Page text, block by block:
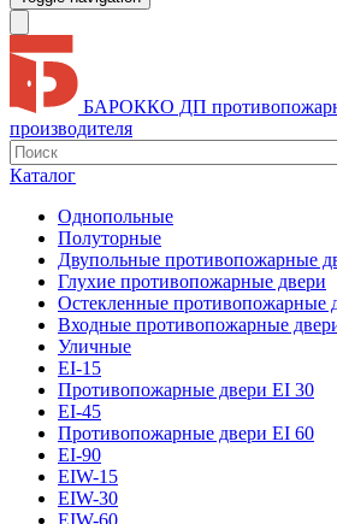
БАРОККО ДП
производителя
Каталог
Однопольные
Полуторные
Двупольные противопожарные
Глухие противопожарные двери
Остекленные противопожарные
Входные противопожарные
Уличные
EI-15
Противопожарные двери EI 30
EI-45
Противопожарные двери EI 60
EI-90
EIW-15
EIW-30
EIW-60